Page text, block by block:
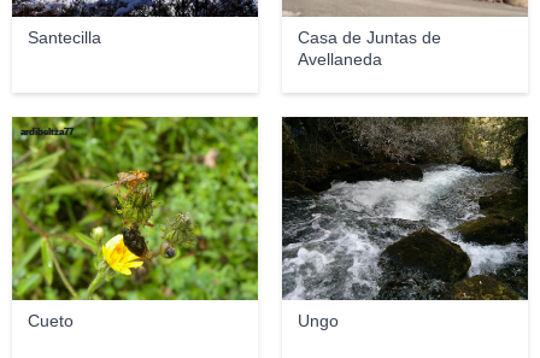
Santecilla
Casa de Juntas de
Avellaneda
Cueto
ardibeltza77
Ungo
ibai